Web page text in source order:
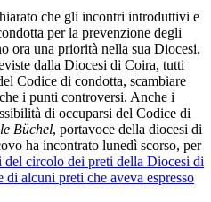
che gli incontri introduttivi e
per la prevenzione degli
ora una priorità nella sua Diocesi.
dalla Diocesi di Coira, tutti
Codice di condotta, scambiare
i punti controversi. Anche i
di occuparsi del Codice di
Büchel, portavoce della diocesi di
ha incontrato lunedì scorso, per
del circolo dei preti della Diocesi di
alcuni preti che aveva espresso